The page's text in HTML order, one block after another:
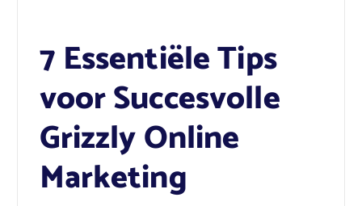
7 Essentiële Tips
voor Succesvolle
Grizzly Online
Marketing